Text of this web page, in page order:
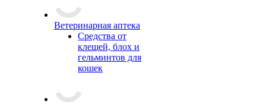
Ветеринарная аптека
Средства от
клещей, блох и
гельминтов для
кошек